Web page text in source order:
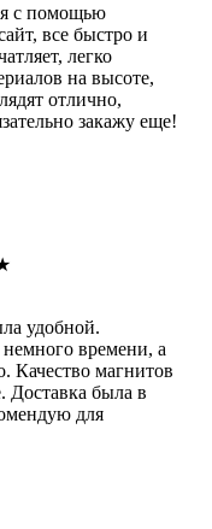
с помощью
все быстро и
легко
на высоте,
отлично,
закажу еще!
удобной.
времени, а
Качество магнитов
Доставка была в
для